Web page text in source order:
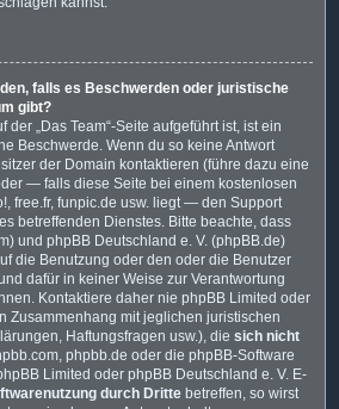
falls es Beschwerden oder juristische
gibt?
der „Das Team“-Seite aufgeführt ist, ist ein
Beschwerde. Wenn du so keine Antwort
der Domain kontaktieren (führe dazu eine
— falls diese Seite bei einem kostenlosen
free.fr, funpic.de usw. liegt — den Support
betreffenden Dienstes. Bitte beachte, dass
und phpBB Deutschland e. V. (phpBB.de)
die Benutzung oder den oder die Benutzer
dafür in keiner Weise zur Verantwortung
Kontaktiere daher nie phpBB Limited oder
Zusammenhang mit jeglichen juristischen
Haftungsfragen usw.), die sich nicht
phpbb.de oder die phpBB-Software
Limited oder phpBB Deutschland e. V. E-
durch Dritte betreffen, so wirst